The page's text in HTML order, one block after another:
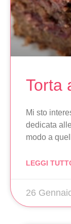
Torta
Mi sto
dedicata
modo a
LEGGI
26